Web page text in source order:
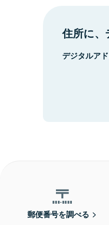
住所に、
デジタルア
郵便番号を調べる